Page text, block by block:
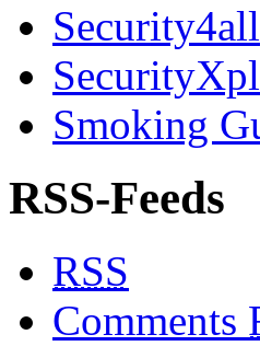
Security4all
Smoking
RSS-Feeds
RSS
Comments